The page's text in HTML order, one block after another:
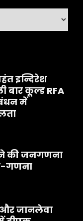
इन्दिरेश
बार कूल्ड RFA
में
ने की जनगणना
गणना
जानलेवा